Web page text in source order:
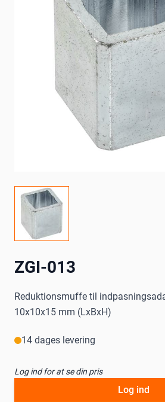
ZGI-013
Reduktionsmuffe til
10x10x15 mm (LxBxH)
14 dages levering
Log ind for at se din pris
Log ind